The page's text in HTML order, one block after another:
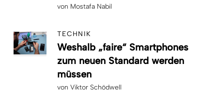
von Mostafa Nabil
TECHNIK
Weshalb „faire“ Smartphones
zum neuen Standard werden
müssen
von Viktor Schödwell